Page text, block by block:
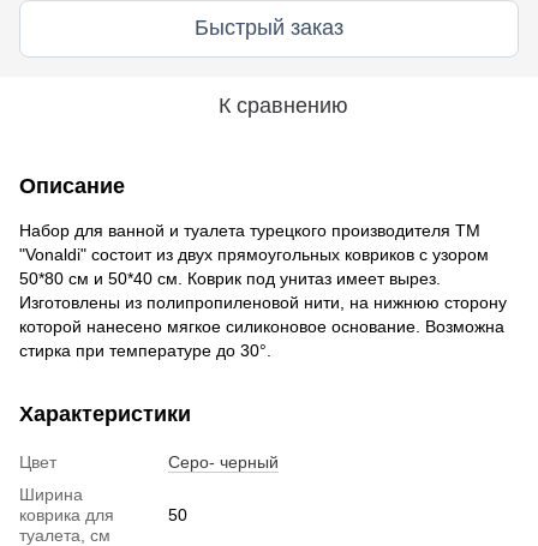
Быстрый заказ
К сравнению
Описание
Набор для ванной и туалета турецкого производителя ТМ
"Vonaldi" состоит из двух прямоугольных ковриков с узором
50*80 см и 50*40 см. Коврик под унитаз имеет вырез.
Изготовлены из полипропиленовой нити, на нижнюю сторону
которой нанесено мягкое силиконовое основание. Возможна
стирка при температуре до 30°.
Характеристики
Цвет
Серо- черный
Ширина
коврика для
туалета, см
50